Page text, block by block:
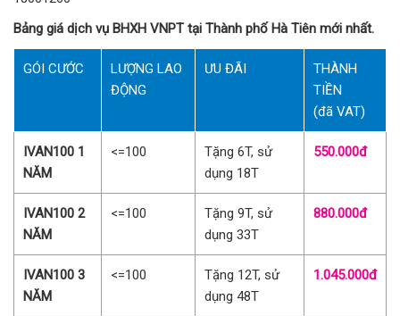
Bảng giá dịch vụ BHXH VNPT tại Thành phố Hà Tiên mới nhất.
GÓI CƯỚC
LƯỢNG LAO
ĐỘNG
ƯU ĐÃI
THÀNH
TIỀN
(đã VAT)
IVAN100 1
NĂM
<=100
Tặng 6T, sử
dụng 18T
550.000đ
IVAN100 2
NĂM
<=100
Tặng 9T, sử
dụng 33T
880.000đ
IVAN100 3
NĂM
<=100
Tặng 12T, sử
dụng 48T
1.045.000đ